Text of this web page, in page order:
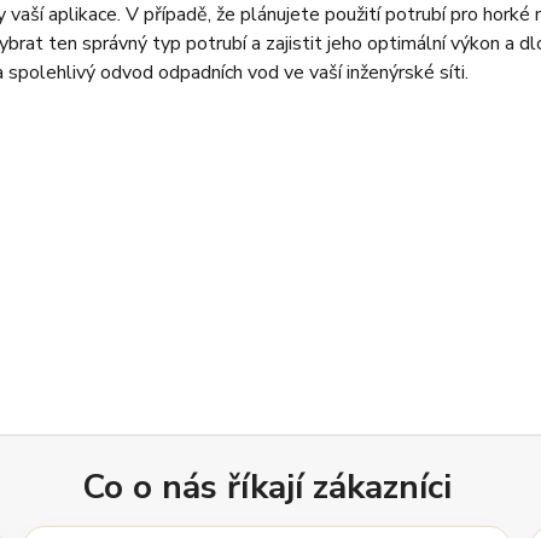
vaší aplikace. V případě, že plánujete použití potrubí pro
ten správný typ potrubí a zajistit jeho optimální výkon a
spolehlivý odvod odpadních vod ve vaší inženýrské síti.
Co o nás říkají zákazníci